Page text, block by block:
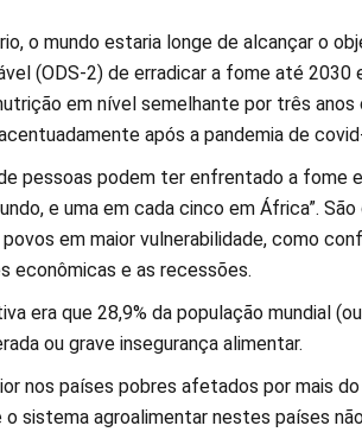
o mundo estaria longe de alcançar o
(ODS-2) de erradicar a fome até 2030
em nível semelhante por três
após a pandemia de
pessoas podem ter enfrentado a fome
e uma em cada cinco em África”.
em maior vulnerabilidade, como
econômicas e as recessões.
era que 28,9% da população mundial
ou grave insegurança alimentar.
nos países pobres afetados por mais
o sistema agroalimentar nestes países